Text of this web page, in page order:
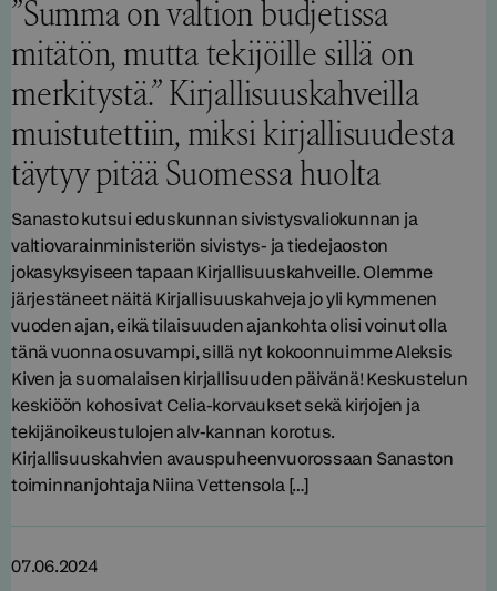
”Summa on valtion budjetissa
mitätön, mutta tekijöille sillä on
merkitystä.” Kirjallisuuskahveilla
muistutettiin, miksi kirjallisuudesta
täytyy pitää Suomessa huolta
Sanasto kutsui eduskunnan sivistysvaliokunnan ja
valtiovarainministeriön sivistys- ja tiedejaoston
jokasyksyiseen tapaan Kirjallisuuskahveille. Olemme
järjestäneet näitä Kirjallisuuskahveja jo yli kymmenen
vuoden ajan, eikä tilaisuuden ajankohta olisi voinut olla
tänä vuonna osuvampi, sillä nyt kokoonnuimme Aleksis
Kiven ja suomalaisen kirjallisuuden päivänä! Keskustelun
keskiöön kohosivat Celia-korvaukset sekä kirjojen ja
tekijänoikeustulojen alv-kannan korotus.
Kirjallisuuskahvien avauspuheenvuorossaan Sanaston
toiminnanjohtaja Niina Vettensola […]
07.06.2024